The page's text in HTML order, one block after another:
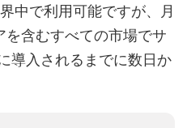
中で利用可能ですが、月
含むすべての市場でサ
導入されるまでに数日か